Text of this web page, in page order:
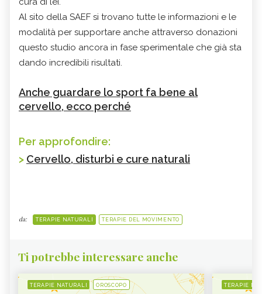
Al sito della SAEF si trovano tutte le informazioni e le
modalità per supportare anche attraverso donazioni
questo studio ancora in fase sperimentale che già sta
dando incredibili risultati.
Anche guardare lo sport fa bene al
cervello, ecco perché
Per approfondire:
> Cervello, disturbi e cure naturali
da: TERAPIE NATURALI TERAPIE DEL MOVIMENTO
Ti potrebbe interessare anche
TERAPIE NATURALI OROSCOPO TERAPIE